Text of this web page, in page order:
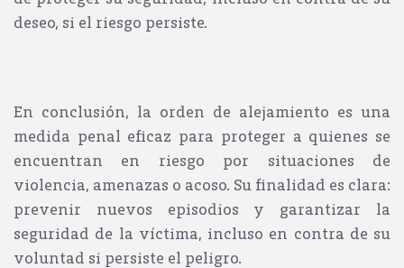
deseo, si el riesgo persiste.
En conclusión, la orden de alejamiento es una
medida penal eficaz para proteger a quienes se
encuentran en riesgo por situaciones de
violencia, amenazas o acoso. Su finalidad es clara:
prevenir nuevos episodios y garantizar la
seguridad de la víctima, incluso en contra de su
voluntad si persiste el peligro.